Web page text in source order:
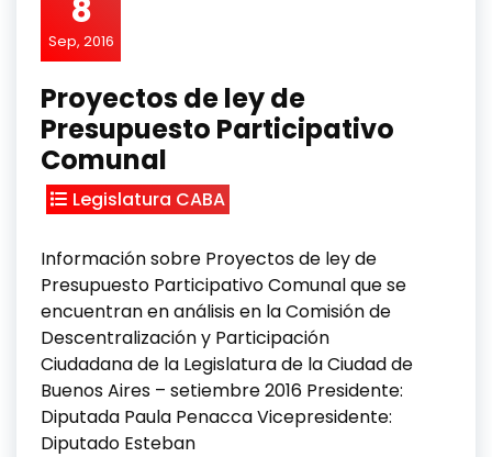
8
Sep, 2016
Proyectos de ley de
Presupuesto Participativo
Comunal
Legislatura CABA
Información sobre Proyectos de ley de
Presupuesto Participativo Comunal que se
encuentran en análisis en la Comisión de
Descentralización y Participación
Ciudadana de la Legislatura de la Ciudad de
Buenos Aires – setiembre 2016 Presidente:
Diputada Paula Penacca Vicepresidente:
Diputado Esteban